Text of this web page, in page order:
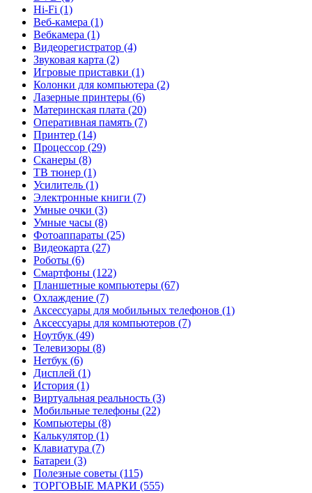
Hi-Fi (1)
Веб-камера (1)
Вебкамера (1)
Видеорегистратор (4)
Звуковая карта (2)
Игровые приставки (1)
Колонки для компьютера (2)
Лазерные принтеры (6)
Материнская плата (20)
Оперативная память (7)
Принтер (14)
Процессор (29)
Сканеры (8)
ТВ тюнер (1)
Усилитель (1)
Электронные книги (7)
Умные очки (3)
Умные часы (8)
Фотоаппараты (25)
Видеокарта (27)
Роботы (6)
Смартфоны (122)
Планшетные компьютеры (67)
Охлаждение (7)
Аксессуары для мобильных телефонов (1)
Аксессуары для компьютеров (7)
Ноутбук (49)
Телевизоры (8)
Нетбук (6)
Дисплей (1)
История (1)
Виртуальная реальность (3)
Мобильные телефоны (22)
Компьютеры (8)
Калькулятор (1)
Клавиатура (7)
Батареи (3)
Полезные советы (115)
ТОРГОВЫЕ МАРКИ (555)